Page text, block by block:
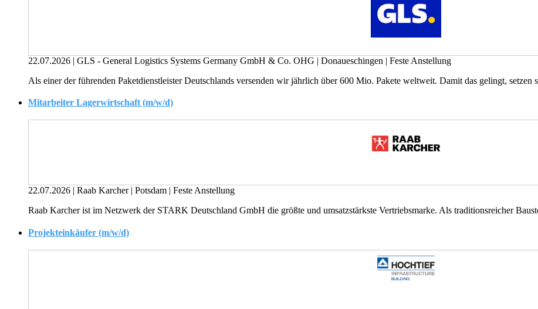
22.07.2026 | GLS - General Logistics Systems Germany GmbH & Co. OHG | Donaueschingen | Feste Anstellung
Als einer der führenden Paketdienstleister Deutschlands versenden wir jährlich über 600 Mio. Pakete weltweit. Damit das gelingt, setzen
Mitarbeiter Lagerwirtschaft (m/w/d)
22.07.2026 | Raab Karcher | Potsdam | Feste Anstellung
Raab Karcher ist im Netzwerk der STARK Deutschland GmbH die größte und umsatzstärkste Vertriebsmarke. Als traditionsreicher
Projekteinkäufer (m/w/d)